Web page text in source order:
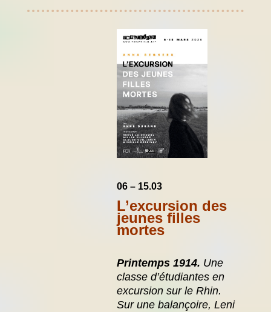
06 – 15.03
L’excursion des
jeunes filles
mortes
Printemps 1914. Une
classe d’étudiantes en
excursion sur le Rhin.
Sur une balançoire, Leni